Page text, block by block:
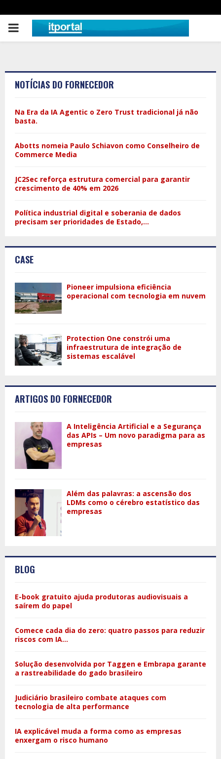
PRIMARY
NOTÍCIAS DO FORNECEDOR
Na Era da IA Agentic o Zero Trust tradicional já não
basta.
Abotts nomeia Paulo Schiavon como Conselheiro de
Commerce Media
JC2Sec reforça estrutura comercial para garantir
crescimento de 40% em 2026
Política industrial digital e soberania de dados
precisam ser prioridades de Estado,...
CASE
Pioneer impulsiona eficiência
operacional com tecnologia em nuvem
Protection One constrói uma
infraestrutura de integração de
sistemas escalável
ARTIGOS DO FORNECEDOR
A Inteligência Artificial e a Segurança
das APIs – Um novo paradigma para as
empresas
Além das palavras: a ascensão dos
LDMs como o cérebro estatístico das
empresas
BLOG
E-book gratuito ajuda produtoras audiovisuais a
saírem do papel
Comece cada dia do zero: quatro passos para reduzir
riscos com IA...
Solução desenvolvida por Taggen e Embrapa garante
a rastreabilidade do gado brasileiro
Judiciário brasileiro combate ataques com
tecnologia de alta performance
IA explicável muda a forma como as empresas
enxergam o risco humano